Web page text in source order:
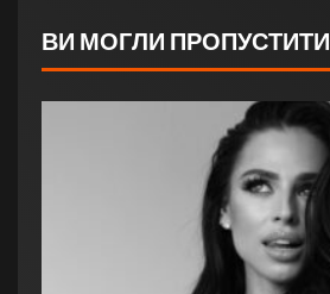
ВИ МОГЛИ ПРОПУСТИТИ